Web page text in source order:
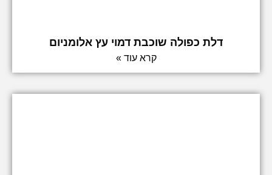
דלת כפולה שוכבת דמוי עץ אלומניום
קרא עוד »